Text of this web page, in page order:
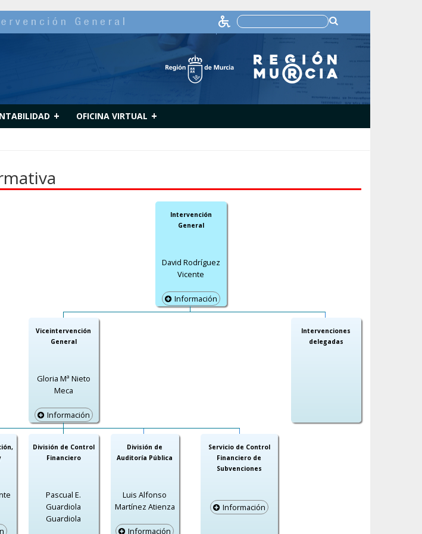
+ OFICINA VIRTUAL +
Intervención
General
David Rodríguez
Vicente
Información
Viceintervención
General
Gloria Mª Nieto
Meca
Información
Intervenciones
delegadas
División de Control
Financiero
Pascual E.
Guardiola
Guardiola
División de
Auditoría Pública
Luis Alfonso
Martínez Atienza
Información
Servicio de Control
Financiero de
Subvenciones
Información